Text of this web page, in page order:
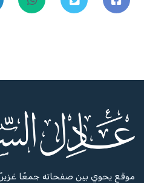
موقع يحوي بين صفحاته جمعًا